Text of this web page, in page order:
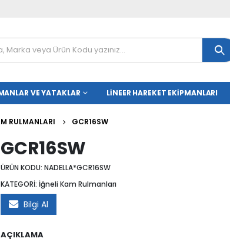
VE YATAKLAR LINEER HAREKET EKIPMANLARI
RULMANLARI GCR16SW
GCR16SW
ÜRÜN KODU:NADELLA*GCR16SW
KATEGORİ: İğneli Kam Rulmanları
Bilgi Al
AÇIKLAMA